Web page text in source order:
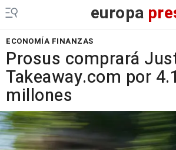
europa
ECONOMÍA FINANZAS
Prosus comprará
Takeaway.com por
millones